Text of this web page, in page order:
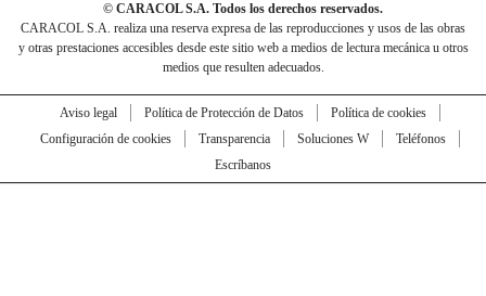
© CARACOL S.A. Todos los derechos reservados.
CARACOL S.A. realiza una reserva expresa de las reproducciones y usos de las obras
y otras prestaciones accesibles desde este sitio web a medios de lectura mecánica u otros
medios que resulten adecuados.
Aviso legal Política de Protección de Datos
Política de cookies
Configuración de cookies
Transparencia Soluciones W
Teléfonos
Escríbanos